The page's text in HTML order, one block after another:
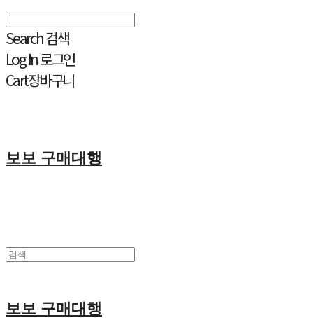
Search검색
Log In로그인
Cart장바구니
보보 구매대행
보보 구매대행